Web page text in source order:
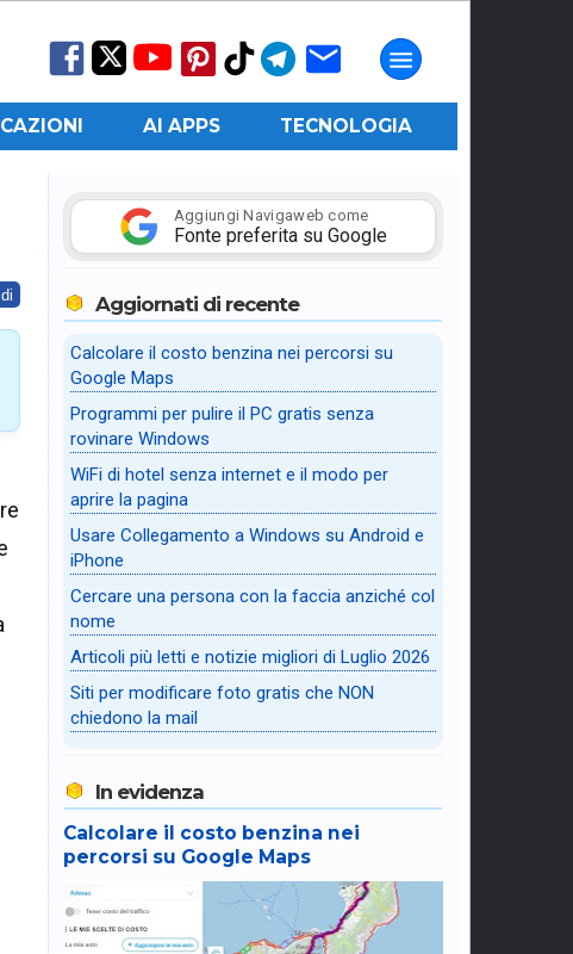
AI APPS TECNOLOGIA
Aggiungi Navigaweb come
Fonte preferita su Google
Aggiornati di recente
Calcolare il costo benzina nei percorsi su
Google Maps
Programmi per pulire il PC gratis senza
rovinare Windows
WiFi di hotel senza internet e il modo per
aprire la pagina
Usare Collegamento a Windows su Android e
iPhone
Cercare una persona con la faccia anziché col
nome
Articoli più letti e notizie migliori di Luglio 2026
Siti per modificare foto gratis che NON
chiedono la mail
In evidenza
Calcolare il costo benzina nei
percorsi su Google Maps